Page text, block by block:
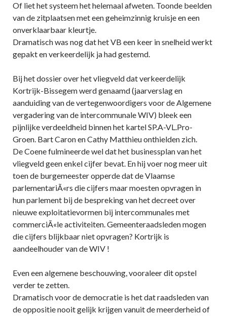
Of liet het systeem het helemaal afweten. Toonde beelden
van de zitplaatsen met een geheimzinnig kruisje en een
onverklaarbaar kleurtje.
Dramatisch was nog dat het VB een keer in snelheid werkt
gepakt en verkeerdelijk ja had gestemd.
Bij het dossier over het vliegveld dat verkeerdelijk
Kortrijk-Bissegem werd genaamd (jaarverslag en
aanduiding van de vertegenwoordigers voor de Algemene
vergadering van de intercommunale WIV) bleek een
pijnlijke verdeeldheid binnen het kartel SP.A-VL.Pro-
Groen. Bart Caron en Cathy Matthieu onthielden zich.
De Coene fulmineerde wel dat het businessplan van het
vliegveld geen enkel cijfer bevat. En hij voer nog meer uit
toen de burgemeester opperde dat de Vlaamse
parlementariÃ«rs die cijfers maar moesten opvragen in
hun parlement bij de bespreking van het decreet over
nieuwe exploitatievormen bij intercommunales met
commerciÃ«le activiteiten. Gemeenteraadsleden mogen
die cijfers blijkbaar niet opvragen? Kortrijk is
aandeelhouder van de WIV !
Even een algemene beschouwing, vooraleer dit opstel
verder te zetten.
Dramatisch voor de democratie is het dat raadsleden van
de oppositie nooit gelijk krijgen vanuit de meerderheid of